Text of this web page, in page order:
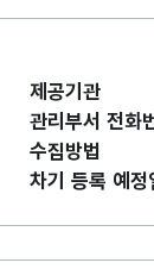
제공기관
관리부서 전화
수집방법
차기 등록 예정